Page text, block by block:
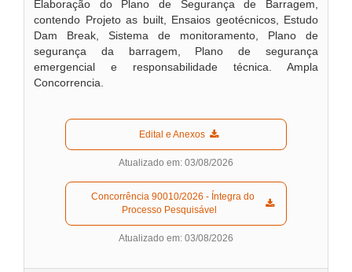
Elaboração do Plano de Segurança de Barragem,
contendo Projeto as built, Ensaios geotécnicos, Estudo
Dam Break, Sistema de monitoramento, Plano de
segurança da barragem, Plano de segurança
emergencial e responsabilidade técnica. Ampla
Concorrencia.
  Edital e Anexos
Atualizado em: 03/08/2026
Processo Pesquisável
Atualizado em: 03/08/2026